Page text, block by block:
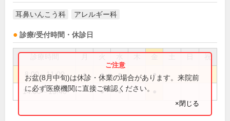
耳鼻いんこう科 アレルギー科
診療/受付時間・休診日
祝
8:00～11:00 ● ● ● ●
14:00～15:40 ● ●
お盆(8月中旬)は休診・休業の場合があります。来院前
に必ず医療機関に直接ご確認ください。
×閉じる